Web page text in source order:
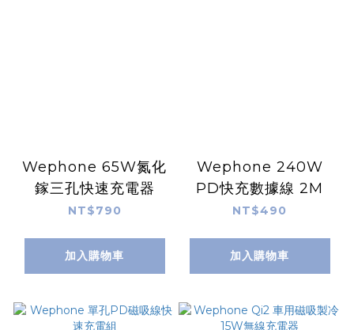
Wephone 65W氮化
鎵三孔快速充電器
NT$790
加入購物車
Wephone 240W
PD快充數據線 2M
NT$490
加入購物車